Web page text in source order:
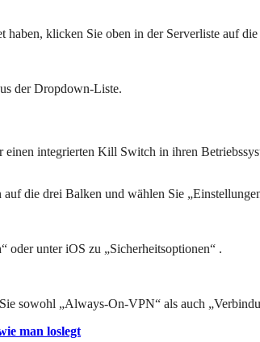
haben, klicken Sie oben in der Serverliste auf
der Dropdown-Liste.
integrierten Kill Switch in ihren
die drei Balken und wählen Sie
unter iOS zu „Sicherheitsoptionen“ .
sowohl „Always-On-VPN“ als auch
man loslegt